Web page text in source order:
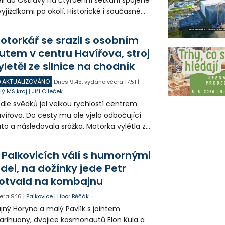
po okolí. Historické i současné
se srazil s osobním
v centru Havířova, stroj
ze silnice na chodník
AKTUALIZOVÁNO Dnes 9:45,vydáno včera 17:51 |
MS kraj |Jiří Cileček
svědků jel velkou rychlostí centrem
Do cesty mu ale vjelo odbočující
a následovala srážka. Motorka vylétla ze
a byl letecky přepraven do
Palkovicích válí s humornými
na dožínky jede Petr
na kombajnu
9:16 |Palkovice |Libor Běčák
Horyna a malý Pavlík s jointem
dvojice kosmonautů Elon Kula a